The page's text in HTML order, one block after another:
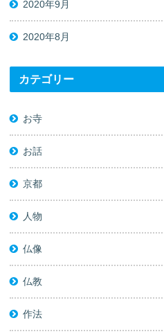
2020年9月
2020年8月
カテゴリー
お寺
お話
京都
人物
仏像
仏教
作法